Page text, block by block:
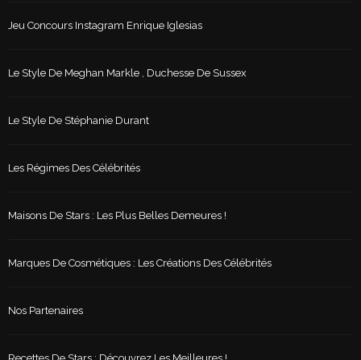
Jeu Concours Instagram Enrique Iglesias
Le Style De Meghan Markle , Duchesse De Sussex
Le Style De Stéphanie Durant
Les Régimes Des Célébrités
Maisons De Stars : Les Plus Belles Demeures !
Marques De Cosmétiques : Les Créations Des Célébrités
Nos Partenaires